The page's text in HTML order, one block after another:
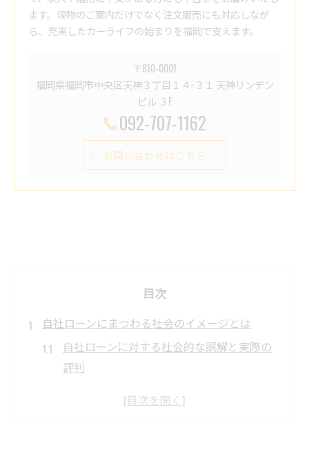
ます。現物のご案内だけでなく注文販売にも対応しなが
ら、充実したカーライフの始まりを福岡で支えます。
〒810-0001
福岡県福岡市中央区天神３丁目１４−３１ 天神リンデン
ビル ３F
092-707-1162
お問い合わせはこちら
目次
自社ローンにまつわる社会のイメージとは
自社ローンに対する社会的な誤解と実際の
評判